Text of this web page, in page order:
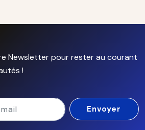
Newsletter pour rester au courant
!